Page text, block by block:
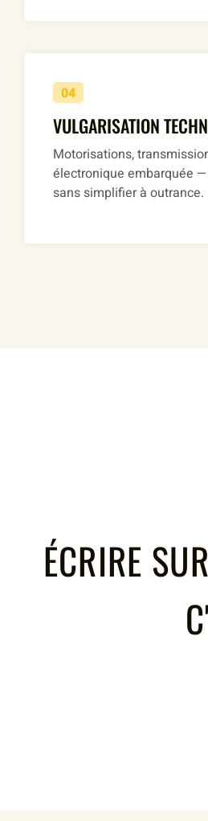
04
VULGARISATION
Motorisations,
électronique embarquée
sans simplifier à outrance.
ÉCRIRE